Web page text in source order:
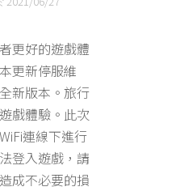
更好的遊戲體
更新停服維
新版本。旅行
戲體驗。此次
連線下進行
登入遊戲，請
成不必要的損